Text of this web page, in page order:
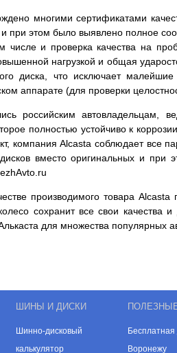
многими сертификатами
при этом было выявлено полное
числе и проверка качества на
нагрузкой и общая
диска, что исключает
аппарате (для проверки
российским автовладельцам,
полностью устойчиво к
компания Alcasta соблюдает
вместо оригинальных и
производимого товара
сохранит все свои
для множества популярных
ШИНЫ И ДИСКИ
Шинно-дисковый
калькулятор
Бесплатная
Воронежу